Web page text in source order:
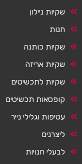
שקיות ניילון
חנות
שקיות כותנה
שקיות אריזה
שקיות לתכשיטים
קופסאות תכשיטים
עטיפות וגלילי נייר
ליצרנים
לבעלי חנויות